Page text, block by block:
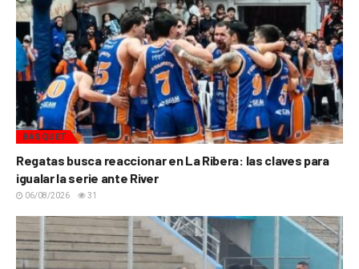
BÁSQUET
Regatas busca reaccionar en La Ribera: las claves para
igualar la serie ante River
06/08/2026 31